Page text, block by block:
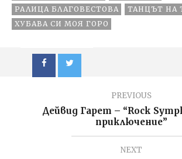
РАЛИЦА БЛАГОВЕСТОВА
ТАНЦЪТ НА
ХУБАВА СИ МОЯ ГОРО
PREVIOUS
Дейвид Гарет – “Rock
приключение”
NEXT